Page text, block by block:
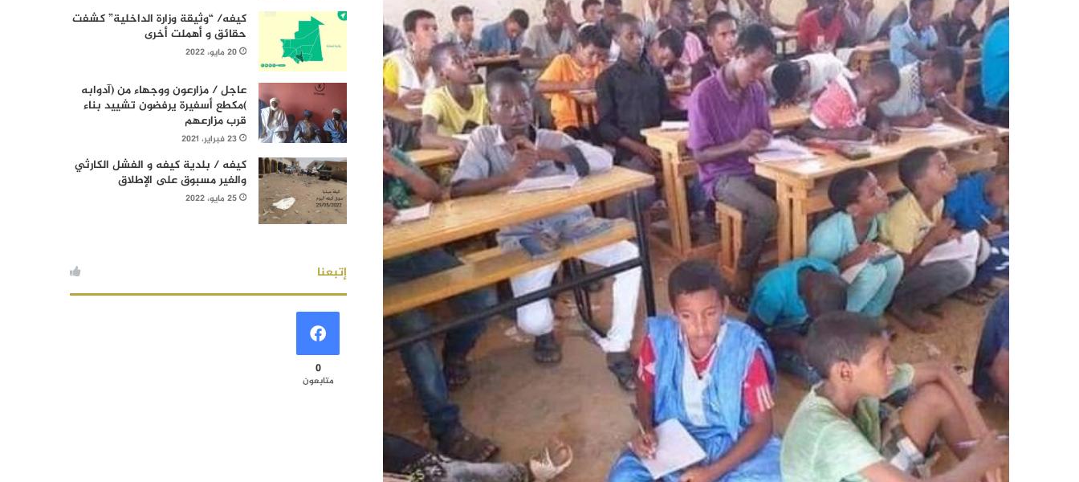
كيفه/ “وثيقة وزارة الداخلية” كشفت
حقائق و أهملت أخرى
20 مايو، 2022
عاجل / مزارعون ووجهاء من (آدوابه
)مكطع أسفيرة يرفضون تشييد بناء
قرب مزارعهم
23 فبراير، 2021
كيفه / بلدية كيفه و الفشل الكارثي
والغير مسبوق على الإطلاق
25 مايو، 2022
إتبعنا
0
متابعون